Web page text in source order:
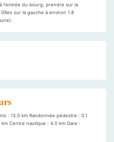
l'entrée du bourg, prendre sur la
sur la gauche à environ 1.8
: 13.0 km Randonnée pédestre : 0.1
Centre nautique : 4.0 km Gare :